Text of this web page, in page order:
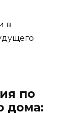
в
по
дома: